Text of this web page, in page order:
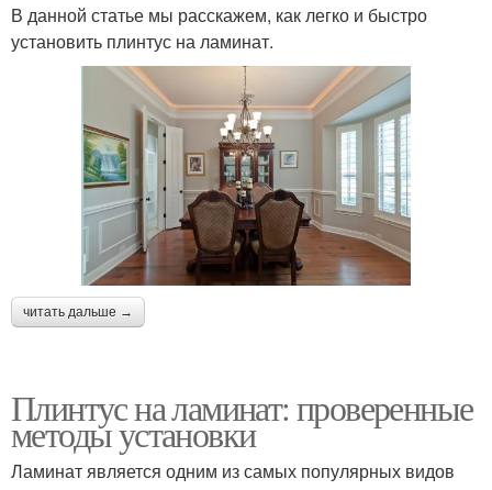
В данной статье мы расскажем, как легко и быстро
установить плинтус на ламинат.
читать дальше →
Плинтус на ламинат: проверенные
методы установки
Ламинат является одним из самых популярных видов